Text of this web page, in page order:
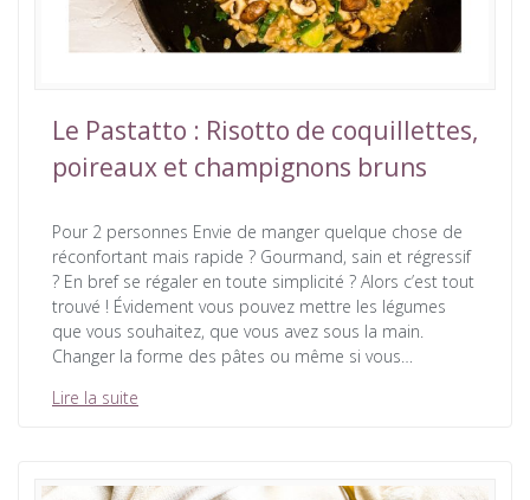
Le Pastatto : Risotto de coquillettes,
poireaux et champignons bruns
Pour 2 personnes Envie de manger quelque chose de
réconfortant mais rapide ? Gourmand, sain et régressif
? En bref se régaler en toute simplicité ? Alors c’est tout
trouvé ! Évidement vous pouvez mettre les légumes
que vous souhaitez, que vous avez sous la main.
Changer la forme des pâtes ou même si vous…
Lire la suite